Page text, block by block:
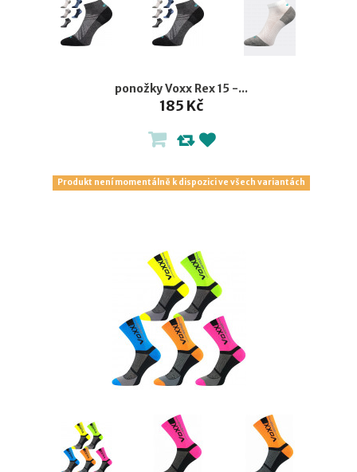
ponožky Voxx Rex 15 -...
185 Kč
Produkt není momentálně k dispozici ve všech variantách